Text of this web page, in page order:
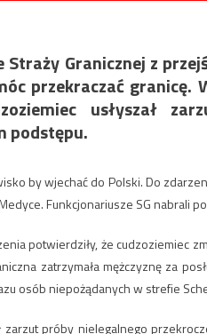
Straży Granicznej z
przekraczać granicę.
usłyszał
podstępu.
by wjechać do Polski. Do
Funkcjonariusze SG nabrali
potwierdziły, że cudzoziemiec
zatrzymała mężczyznę za
osób niepożądanych w strefie
zarzut próby nielegalnego